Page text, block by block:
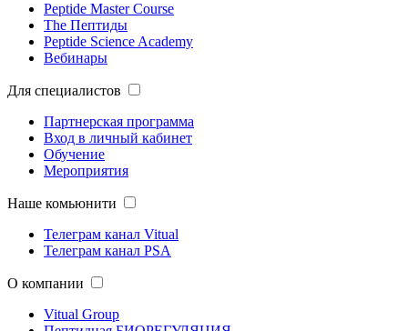
Peptide Master Course
The Пептиды
Peptide Science Academy
Вебинары
Для специалистов
Партнерская программа
Вход в личный кабинет
Обучение
Мероприятия
Наше комьюнити
Телеграм канал Vitual
Телеграм канал PSA
О компании
Vitual Group